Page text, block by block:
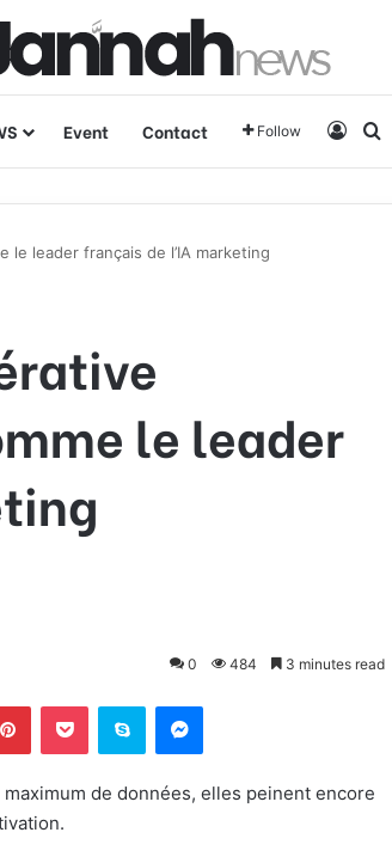
Event Contact Follow Log In
le leader français de l’IA marketing
le leader
0 484 3 minutes read
de données, elles peinent encore